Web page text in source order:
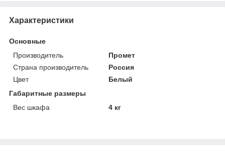
Характеристики
Основные
Производитель
Промет
Страна производитель
Россия
Цвет
Белый
Габаритные размеры
Вес шкафа
4 кг